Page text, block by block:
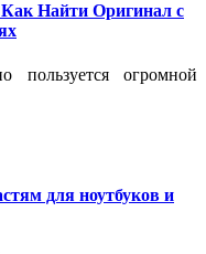
Найти Оригинал с
пользуется огромной
для ноутбуков и